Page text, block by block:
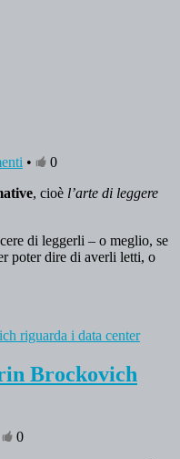
•
0
, cioè l’arte di leggere
di leggerli – o meglio, se
poter dire di averli letti, o
Brockovich
0